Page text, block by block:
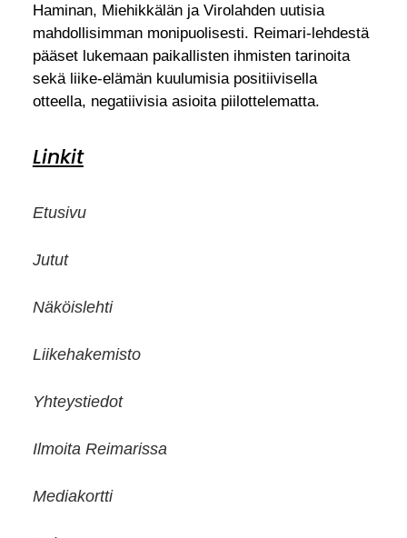
Haminan, Miehikkälän ja Virolahden uutisia
mahdollisimman monipuolisesti. Reimari-lehdestä
pääset lukemaan paikallisten ihmisten tarinoita
sekä liike-elämän kuulumisia positiivisella
otteella, negatiivisia asioita piilottelematta.
Linkit
Etusivu
Jutut
Näköislehti
Liikehakemisto
Yhteystiedot
Ilmoita Reimarissa
Mediakortti